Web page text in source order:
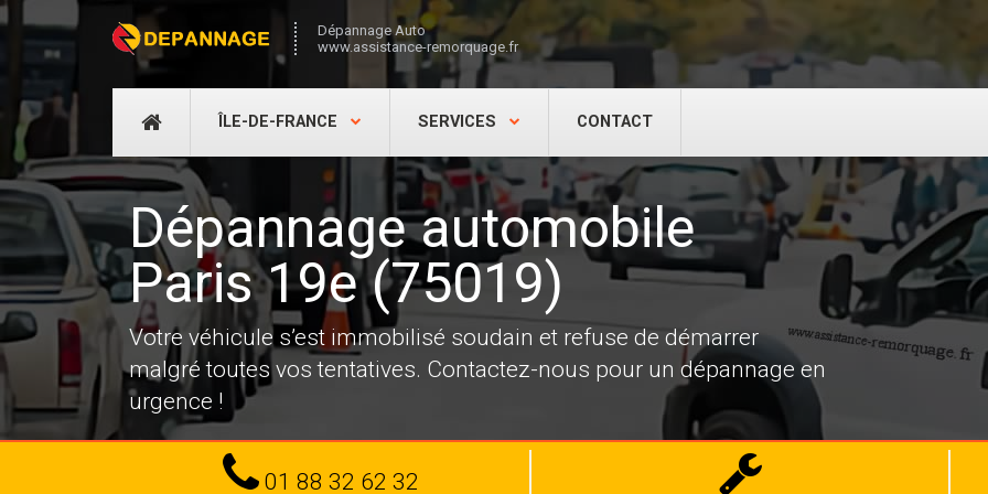
Dépannage Auto
www.assistance-remorquage.fr
DÉPANNAGE
ÎLE-DE-FRANCE SERVICES CONTACT
Dépannage automobile
Paris 19e (75019)
Votre véhicule s’est immobilisé soudain et refuse de démarrer
malgré toutes vos tentatives. Contactez-nous pour un dépannage en
urgence !
Tel
01 88 32 62 32
Dépannage